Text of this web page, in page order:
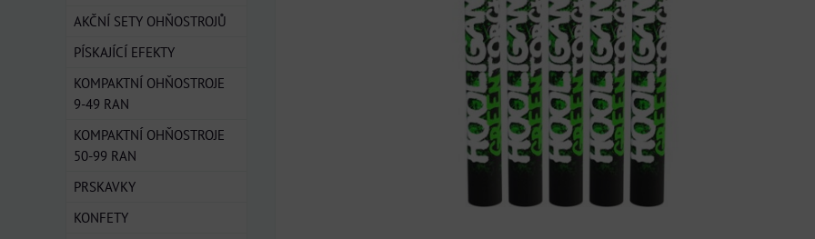
AKČNÍ SETY OHŇOSTROJŮ
PÍSKAJÍCÍ EFEKTY
KOMPAKTNÍ OHŇOSTROJE
9-49 RAN
KOMPAKTNÍ OHŇOSTROJE
50-99 RAN
PRSKAVKY
KONFETY